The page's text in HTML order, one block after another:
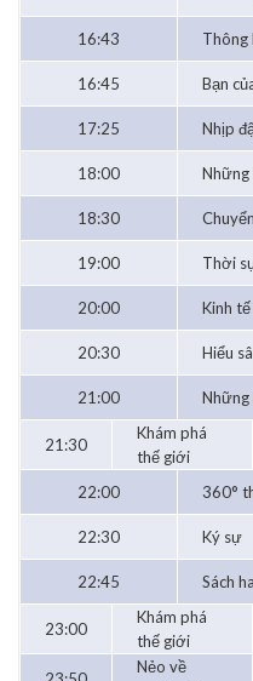
16:43 Thông
16:45 Bạn
17:25 Nhịp
18:00 Những
18:30
19:00 Thời
20:00 Kinh tế
20:30 Hiểu
21:00 Những
21:30
Khám phá
thế giới
22:00 360°
22:30 Ký sự
22:45 Sách
23:00
Khám phá
thế giới
Nẻo về